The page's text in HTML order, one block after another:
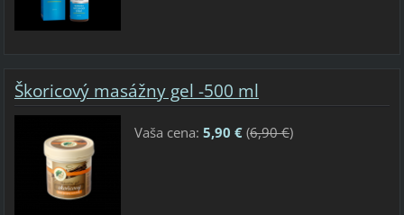
Škoricový masážny gel -500 ml
Vaša cena: 5,90 €(6,90 €)